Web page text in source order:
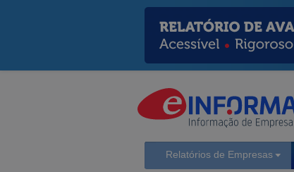
Relatórios de Empresas